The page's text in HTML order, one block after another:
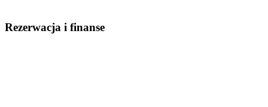
Rezerwacja i finanse